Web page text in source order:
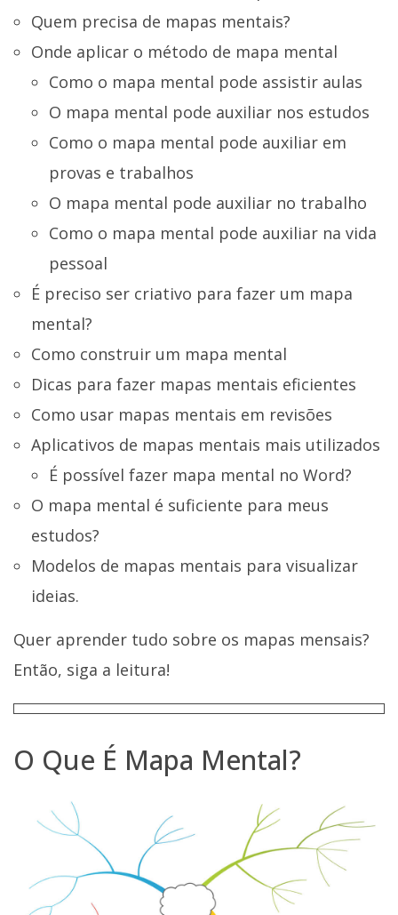
Quem precisa de mapas mentais?
Onde aplicar o método de mapa mental
Como o mapa mental pode assistir aulas
O mapa mental pode auxiliar nos estudos
Como o mapa mental pode auxiliar em
provas e trabalhos
O mapa mental pode auxiliar no trabalho
Como o mapa mental pode auxiliar na vida
pessoal
É preciso ser criativo para fazer um mapa
mental?
Como construir um mapa mental
Dicas para fazer mapas mentais eficientes
Como usar mapas mentais em revisões
Aplicativos de mapas mentais mais utilizados
É possível fazer mapa mental no Word?
O mapa mental é suficiente para meus
estudos?
Modelos de mapas mentais para visualizar
ideias.
Quer aprender tudo sobre os mapas mensais?
Então, siga a leitura!
O Que É Mapa Mental?